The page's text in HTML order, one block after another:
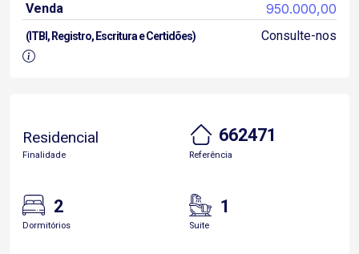
Venda
950.000,00
(ITBI, Registro, Escritura e Certidões) Consulte-nos
Residencial
Finalidade
662471
Referência
2
Dormitórios
1
Suite